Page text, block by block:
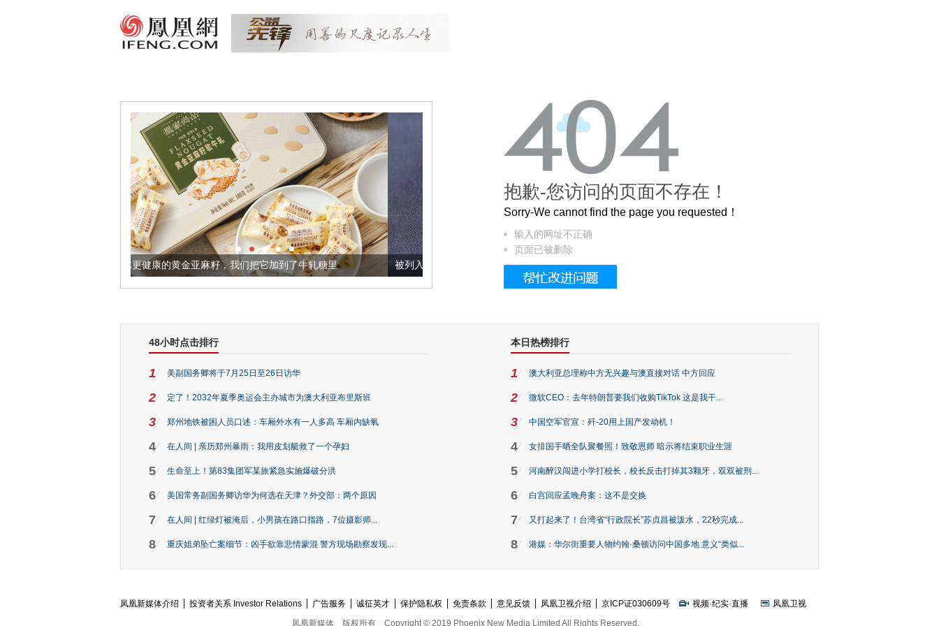
让身体更健康的黄金亚麻籽，我们把它加到了牛轧糖里 被列入佛家七宝的它到底有多美？
抱歉-您访问的页面不存在！
Sorry-We cannot find the page you requested！
输入的网址不正确
页面已被删除
48小时点击排行
1 美副国务卿将于7月25日至26日访华
2 定了！2032年夏季奥运会主办城市为澳大利亚布里斯班
3 郑州地铁被困人员口述：车厢外水有一人多高 车厢内缺氧
4 在人间 | 亲历郑州暴雨：我用皮划艇救了一个孕妇
5 生命至上！第83集团军某旅紧急实施爆破分洪
6 美国常务副国务卿访华为何选在天津？外交部：两个原因
7 在人间 | 红绿灯被淹后，小男孩在路口指路，7位摄影师...
8 重庆姐弟坠亡案细节：凶手欲靠悲情蒙混 警方现场勘察发现...
本日热榜排行
1 澳大利亚总理称中方无兴趣与澳直接对话 中方回应
2 微软CEO：去年特朗普要我们收购TikTok 这是我干...
3 中国空军官宣：歼-20用上国产发动机！
4 女排国手晒全队聚餐照！致敬恩师 暗示将结束职业生涯
5 河南醉汉闯进小学打校长，校长反击打掉其3颗牙，双双被刑...
6 白宫回应孟晚舟案：这不是交换
7 又打起来了！台湾省“行政院长”苏贞昌被泼水，22秒完成...
8 港媒：华尔街重要人物约翰·桑顿访问中国多地 意义“类似...
凤凰新媒体介绍 投资者关系 Investor Relations 广告服务 诚征英才 保护隐私权 免责条款 意见反馈 凤凰卫视介绍 京ICP证030609号 视频·纪实·直播
凤凰卫视
凤凰新媒体
版权所有 Copyright © 2019 Phoenix New Media Limited All Rights Reserved.